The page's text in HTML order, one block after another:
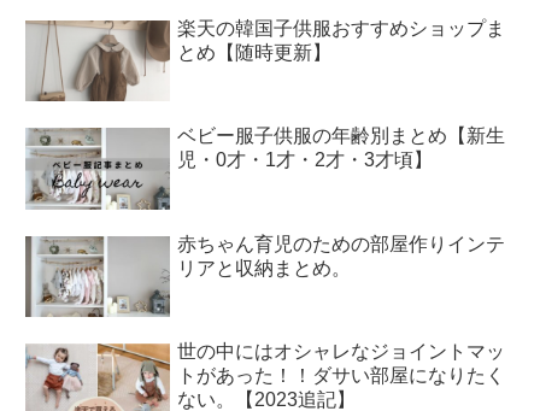
楽天の韓国子供服おすすめショップま
とめ【随時更新】
ベビー服子供服の年齢別まとめ【新生
児・0才・1才・2才・3才頃】
赤ちゃん育児のための部屋作りインテ
リアと収納まとめ。
世の中にはオシャレなジョイントマッ
トがあった！！ダサい部屋になりたく
ない。【2023追記】